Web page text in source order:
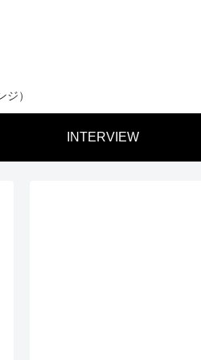
）
INTERVIEW